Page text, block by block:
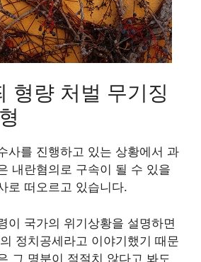
형량 처벌 무기징
사를 진행하고 있는 상황에서 과
내란혐의로 구속이 될 수 있을
로 떠오르고 있습니다.
이 국가의 위기상황을 설명하면
정치공세라고 이야기했기 때문
그 명분이 적절치 않다고 봐도